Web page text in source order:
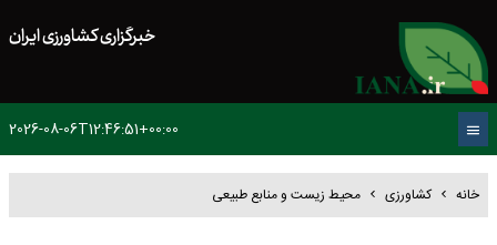
خبرگزاری کشاورزی ایران
2026-08-06T12:46:51+00:00
خانه کشاورزی محیط زیست و منابع طبیعی